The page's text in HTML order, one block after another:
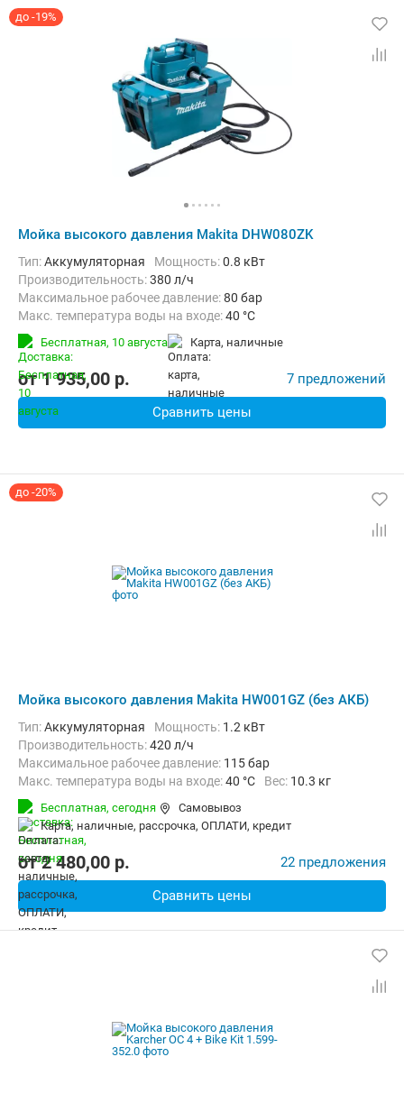
до -19%
Мойка высокого давления Makita DHW080ZK
Тип:Аккумуляторная Мощность:0.8 кВт
Производительность:380 л/ч
Максимальное рабочее давление:80 бар
Макс. температура воды на входе:40 °C
Длина шланга высокого давления :
Бесплатная, 10 августа карта, наличные
от1 935,00 p. 7 предложений
Сравнить цены
до -20%
Мойка высокого давления Makita HW001GZ (без АКБ)
Тип:Аккумуляторная Мощность: 1.2 кВт
Производительность:420 л/ч
Максимальное рабочее давление: 115 бар
Макс. температура воды на входе:40 °C Вес: 10.3 кг
Бесплатная, сегодня
Самовывоз
карта, наличные, рассрочка, ОПЛАТИ, кредит
от2 480,00 p. 22 предложения
Сравнить цены